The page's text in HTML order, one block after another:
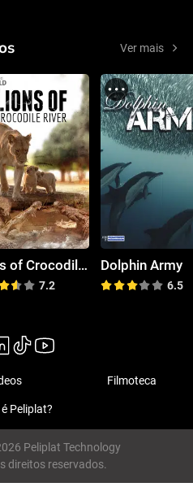
Ver mais
Lions of Crocodile River
7.2
Dolphin Army
6.5
Filmoteca
Peliplat?
Peliplat Technology
direitos reservados.